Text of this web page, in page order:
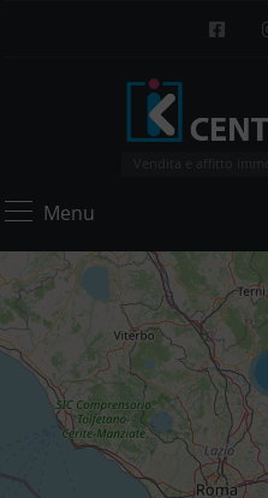
Vendita e affitto
Menu